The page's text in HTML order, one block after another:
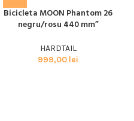
Bicicleta MOON Phantom 26
negru/rosu 440 mm”
HARDTAIL
999,00 lei